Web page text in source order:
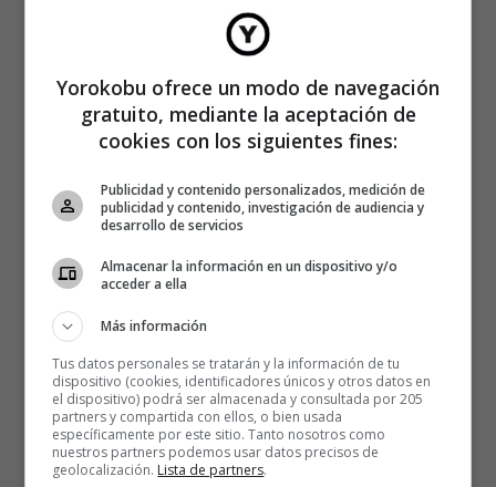
Nueva York:
Yorokobu ofrece un modo de navegación
gratuito, mediante la aceptación de
cookies con los siguientes fines:
Publicidad y contenido personalizados, medición de
publicidad y contenido, investigación de audiencia y
desarrollo de servicios
Almacenar la información en un dispositivo y/o
acceder a ella
Más información
Tus datos personales se tratarán y la información de tu
dispositivo (cookies, identificadores únicos y otros datos en
el dispositivo) podrá ser almacenada y consultada por 205
partners y compartida con ellos, o bien usada
específicamente por este sitio. Tanto nosotros como
nuestros partners podemos usar datos precisos de
geolocalización. Lista de partners.